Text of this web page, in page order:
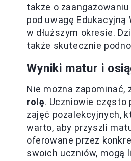
także o
pod uwagę Edukacyjną
w dłuższym okresie.
także skutecznie
Wyniki matur i
Nie można
rolę. Uczniowie często
zajęć pozalekcyjnych,
warto, aby przyszli
oferowane przez
swoich uczniów, mogą